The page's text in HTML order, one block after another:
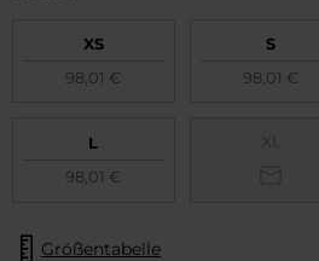
XS
98,01 €
S
98,01 €
L
98,01 €
Größentabelle